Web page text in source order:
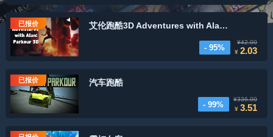
已报价 艾伦跑酷3D Adventures with Alan Parkour
- 95%
¥42.00
¥2.03
已报价 汽车跑酷
- 99%
¥336.00
¥3.51